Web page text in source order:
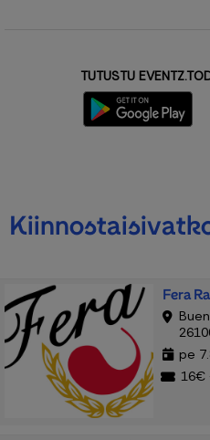
TUTUSTU
Fera
pe
16€